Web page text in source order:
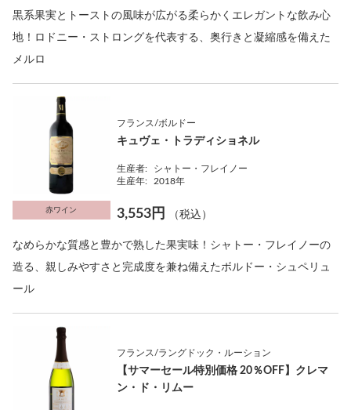
黒系果実とトーストの風味が広がる柔らかくエレガントな飲み心
地！ロドニー・ストロングを代表する、奥行きと凝縮感を備えた
メルロ
赤ワイン
フランス/ボルドー
キュヴェ・トラディショネル
生産者:
シャトー・フレイノー
生産年:
2018年
3,553円 （税込）
なめらかな質感と豊かで熟した果実味！シャトー・フレイノーの
造る、親しみやすさと完成度を兼ね備えたボルドー・シュペリュ
ール
フランス/ラングドック・ルーション
【サマーセール特別価格 20％OFF】クレマ
ン・ド・リムー